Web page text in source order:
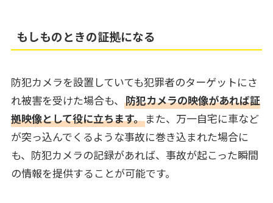
もしものときの証拠になる
防犯カメラを設置していても犯罪者のターゲットにさ
れ被害を受けた場合も、 防犯カメラの映像があれば証
拠映像として役に立ちます。また、万一自宅に車など
が突っ込んでくるような事故に巻き込まれた場合に
も、防犯カメラの記録があれば、事故が起こった瞬間
の情報を提供することが可能です。